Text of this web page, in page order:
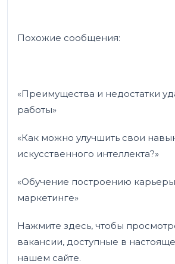
Похожие сообщения:
«Преимущества и недостатки
работы»
«Как можно улучшить свои
искусственного интеллекта?»
«Обучение построению
маркетинге»
Нажмите здесь, чтобы
вакансии, доступные в
нашем сайте.